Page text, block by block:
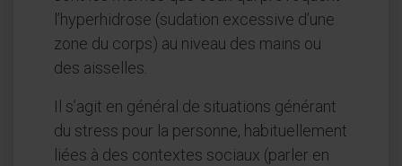
l’hyperhidrose (sudation excessive d’une
zone du corps) au niveau des mains ou
des aisselles.
Il s’agit en général de situations générant
du stress pour la personne, habituellement
liées à des contextes sociaux (parler en